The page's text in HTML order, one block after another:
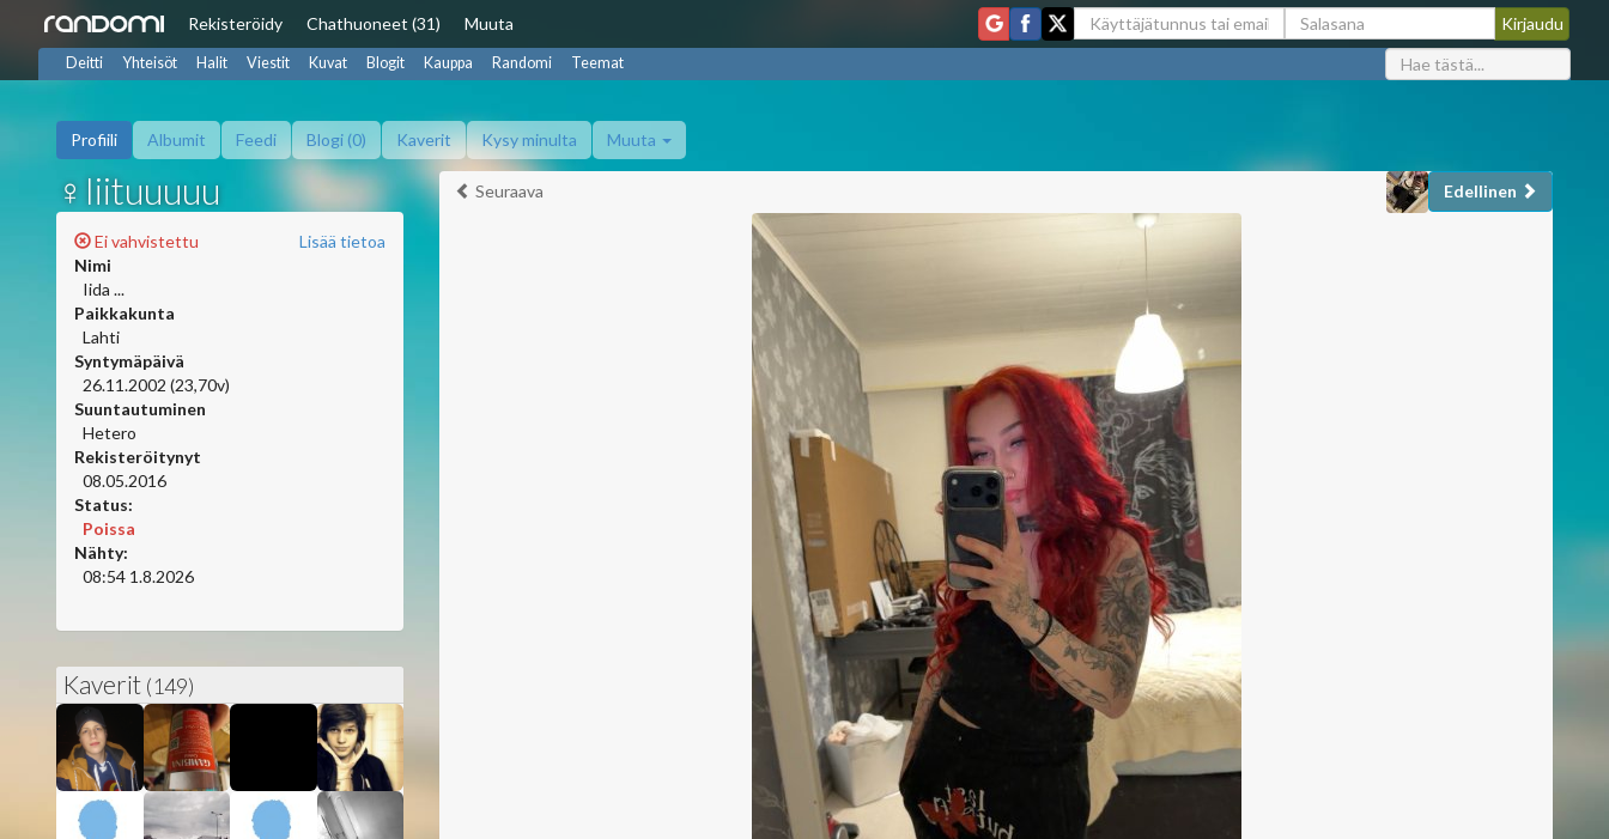
Rekisteröidy Chathuoneet (31) Muuta
Deitti Yhteisöt Halit Viestit Kuvat Blogit Kauppa Randomi Teemat
Profiili Albumit Feedi Blogi (0) Kaverit Kysy minulta Muuta
Seuraava Edellinen
♀Iiituuuuu
Lisää tietoa
Ei vahvistettu
Nimi
Iida ...
Paikkakunta
Lahti
Syntymäpäivä
26.11.2002 (23,70v)
Suuntautuminen
Hetero
Rekisteröitynyt
08.05.2016
Status:
Poissa
Nähty:
08:54 1.8.2026
Kaverit (149)